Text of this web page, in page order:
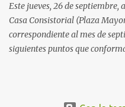
cama, en el pasillo, sin mantas
ha denunciado el caso y que
extrema, aseguró que los
que faltaban médicos por las
Este jueves, 26 de septiembre,
Casa Consistorial (Plaza
correspondiente al mes de
siguientes puntos que